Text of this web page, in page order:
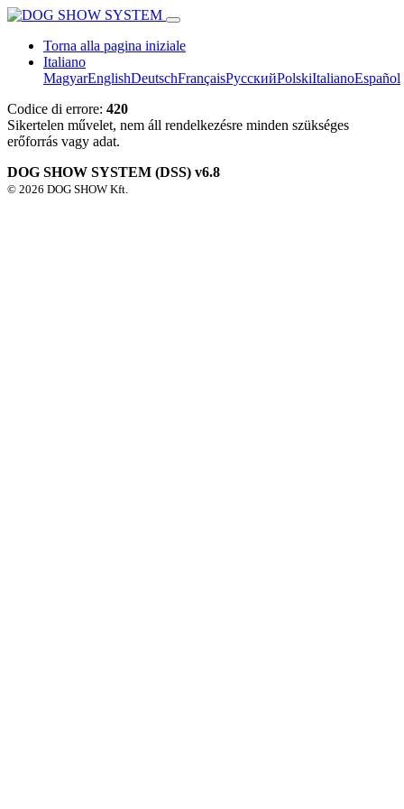
Torna alla pagina iniziale
Italiano
MagyarEnglishDeutschFrançaisPусскийPolskiItalianoEspañol
Codice di errore: 420
Sikertelen művelet, nem áll rendelkezésre minden szükséges
erőforrás vagy adat.
DOG SHOW SYSTEM (DSS) v6.8
© 2026 DOG SHOW Kft.